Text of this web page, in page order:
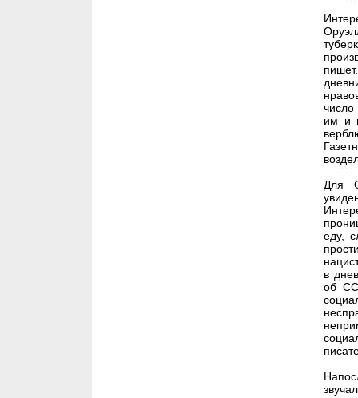
число
им и
Для
еду,
в
об